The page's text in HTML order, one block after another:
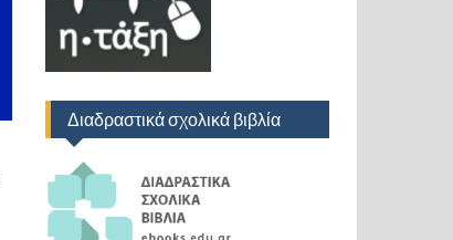
Διαδραστικά σχολικά βιβλία